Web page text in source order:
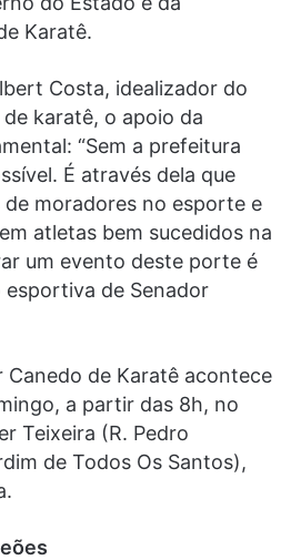
Karatê.
Costa, idealizador do
karatê, o apoio da
“Sem a prefeitura
É através dela que
moradores no esporte e
atletas bem sucedidos na
um evento deste porte é
esportiva de Senador
Canedo de Karatê acontece
a partir das 8h, no
Teixeira (R. Pedro
de Todos Os Santos),